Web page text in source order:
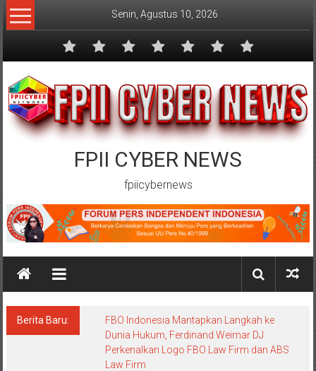
Lompat
ke
Senin, Agustus 10, 2026
FPII CYBER NEWS
fpiicybernews
Berita Baru:
FBO Indonesia Mantapkan Langkah ke
Dunia Hukum, Ferdinand Weimar DJ
Perkenalkan Logo FBO Law Firm dan ABS
Law Firm